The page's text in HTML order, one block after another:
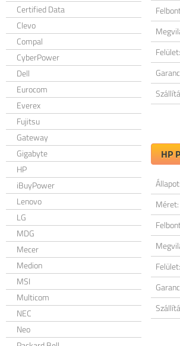
Certified Data
Clevo
Compal
CyberPower
Dell
Eurocom
Everex
Fujitsu
Gateway
Gigabyte
HP
iBuyPower
Lenovo
LG
MDG
Mecer
Medion
MSI
Multicom
NEC
Neo
Felület:
HP
Állapot:
Méret:
Felület: